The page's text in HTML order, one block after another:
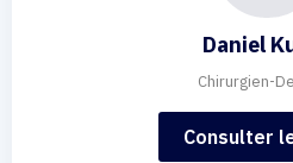
Daniel
Chirurgien-
Consulter